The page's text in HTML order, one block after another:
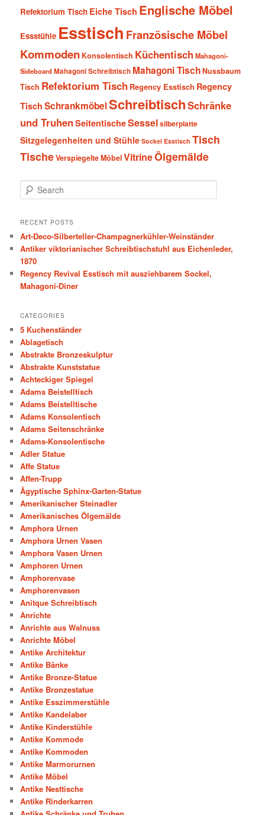
Refektorium Tisch Eiche Tisch Englische Möbel
Essstühle Esstisch Französische Möbel
Kommoden Konsolentisch Küchentisch Mahagoni-
SideboardMahagoni Schreibtisch Mahagoni TischNussbaum
Tisch Refektorium Tisch Regency Esstisch Regency
Tisch SchrankmöbelSchreibtischSchränke
und TruhenSeitentischeSesselsilberplatte
Sitzgelegenheiten und Stühle Sockel Esstisch Tisch
TischeVerspiegelte MöbelVitrineÖlgemälde
e
r
h
RECENT POSTS
Art-Deco-Silberteller-Champagnerkühler-Weinständer
Antiker viktorianischer Schreibtischstuhl aus Eichenleder,
1870
Regency Revival Esstisch mit ausziehbarem Sockel,
Mahagoni-Diner
CATEGORIES
5 Kuchenständer
Ablagetisch
Abstrakte Bronzeskulptur
Abstrakte Kunststatue
Achteckiger Spiegel
Adams Beistelltisch
Adams Beistelltische
Adams Konsolentisch
Adams Seitenschränke
Adams-Konsolentische
Adler Statue
Affe Statue
Affen-Trupp
Ägyptische Sphinx-Garten-Statue
Amerikanischer Steinadler
Amerikanisches Ölgemälde
Amphora Urnen
Amphora Urnen Vasen
Amphora Vasen Urnen
Amphoren Urnen
Amphorenvase
Amphorenvasen
Anitque Schreibtisch
Anrichte
Anrichte aus Walnuss
Anrichte Möbel
Antike Architektur
Antike Bänke
Antike Bronze-Statue
Antike Bronzestatue
Antike Esszimmerstühle
Antike Kandelaber
Antike Kinderstühle
Antike Kommode
Antike Kommoden
Antike Marmorurnen
Antike Möbel
Antike Nesttische
Antike Rinderkarren